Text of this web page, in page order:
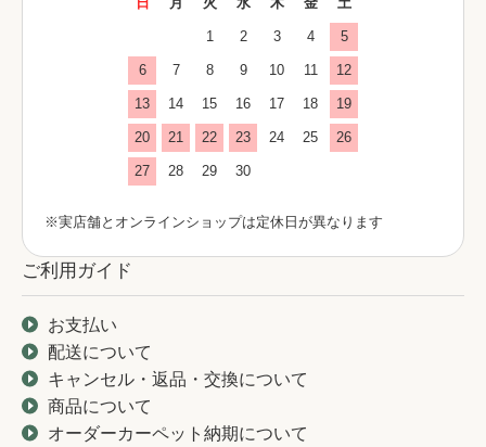
1 2 3 4 5
6 7 8 9 10 11 12
13 14 15 16 17 18 19
20 21 22 23 24 25 26
27 28 29 30
※実店舗とオンラインショップは定休日が異なります
ご利用ガイド
お支払い
配送について
キャンセル・返品・交換について
商品について
オーダーカーペット納期について